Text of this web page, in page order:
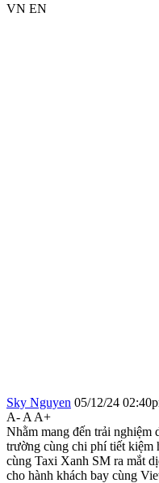
VN EN
Sky Nguyen 05/12/24
A- A A+
Nhằm mang đến trải nghiệm
trường cùng chi phí tiết kiệm
cùng Taxi Xanh SM ra mắt
cho hành khách bay cùng